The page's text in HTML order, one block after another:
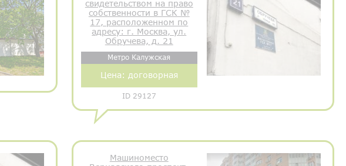
свидетельством на право
собственности в ГСК №
17, расположенном по
адресу: г. Москва, ул.
Обручева, д. 21
Метро Калужская
Цена: договорная
ID 29127
Машиноместо